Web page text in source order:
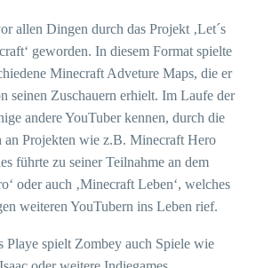
allen Dingen durch das Projekt ‚Let´s
geworden. In diesem Format spielte
Minecraft Adveture Maps, die er
seinen Zuschauern erhielt. Im Laufe der
andere YouTuber kennen, durch die
an Projekten wie z.B. Minecraft Hero
führte zu seiner Teilnahme an dem
oder auch ‚Minecraft Leben‘, welches
weiteren YouTubern ins Leben rief.
Playe spielt Zombey auch Spiele wie